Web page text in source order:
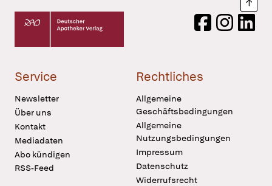
Deutscher Apotheker Verlag Logo
FacebookInstagram
Service
Newsletter
Über uns
Kontakt
Mediadaten
Abo kündigen
RSS-Feed
Rechtliches
Allgemeine
Geschäftsbedingungen
Allgemeine
Nutzungsbedingungen
Impressum
Datenschutz
Widerrufsrecht